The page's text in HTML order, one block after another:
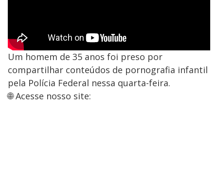
Um homem de 35 anos foi preso por
compartilhar conteúdos de pornografia infantil
pela Polícia Federal nessa quarta-feira.
🌐 Acesse nosso site: